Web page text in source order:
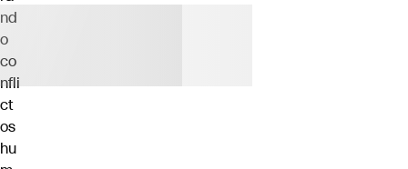
nd
o
co
nfli
ct
os
hu